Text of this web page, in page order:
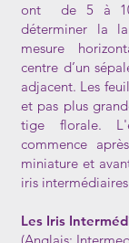
ont de 5 à
déterminer la
mesure
centre d’un
adjacent. Les
et pas plus
tige florale.
commence
miniature et
iris
Les Iris